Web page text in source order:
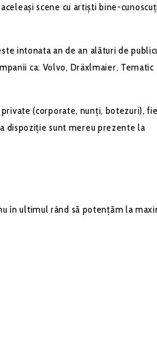
scene cu artiști bine-
intonata an de an alături de
ca: Volvo, Dräxlmaier, Tematic
(corporate, nunți, botezuri), fie
dispoziție sunt mereu prezente la
în ultimul rând să potențăm la